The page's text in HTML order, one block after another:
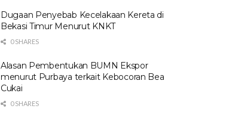
Dugaan Penyebab Kecelakaan Kereta di
Bekasi Timur Menurut KNKT
0 SHARES
Alasan Pembentukan BUMN Ekspor
menurut Purbaya terkait Kebocoran Bea
Cukai
0 SHARES